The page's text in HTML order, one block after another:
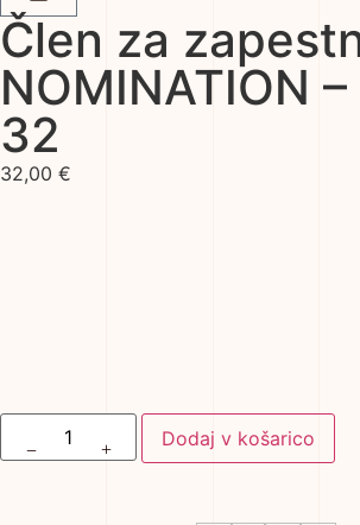
Člen za
NOMINATION –
32
32,00 €
− + Dodaj v košarico